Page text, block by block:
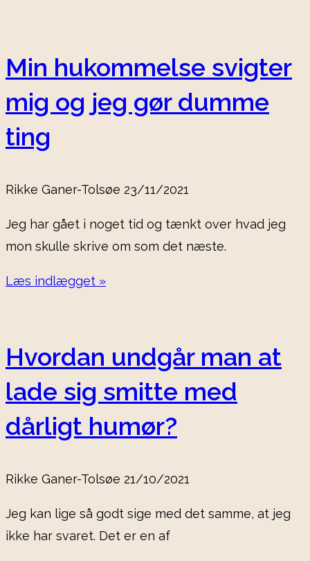
Min hukommelse svigter
mig og jeg gør dumme
ting
Rikke Ganer-Tolsøe 23/11/2021
Jeg har gået i noget tid og tænkt over hvad jeg
mon skulle skrive om som det næste.
Læs indlægget »
Hvordan undgår man at
lade sig smitte med
dårligt humør?
Rikke Ganer-Tolsøe 21/10/2021
Jeg kan lige så godt sige med det samme, at jeg
ikke har svaret. Det er en af